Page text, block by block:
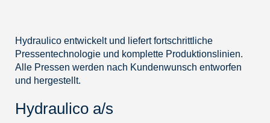
Hydraulico entwickelt und liefert fortschrittliche
Pressentechnologie und komplette Produktionslinien.
Alle Pressen werden nach Kundenwunsch entworfen
und hergestellt.
Hydraulico a/s